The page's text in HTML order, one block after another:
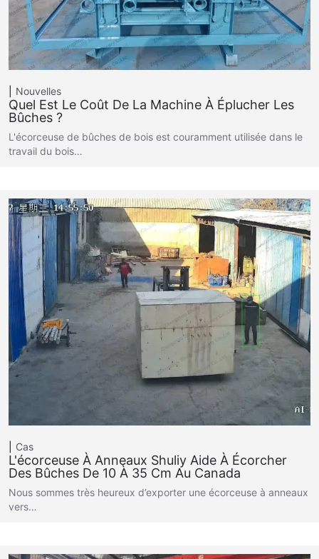
Nouvelles
Quel Est Le Coût De La Machine À Éplucher Les
Bûches ?
L'écorceuse de bûches de bois est couramment utilisée dans le
travail du bois…
Cas
L'écorceuse À Anneaux Shuliy Aide À Écorcher
Des Bûches De 10 À 35 Cm Au Canada
Nous sommes très heureux d’exporter une écorceuse à anneaux
vers…